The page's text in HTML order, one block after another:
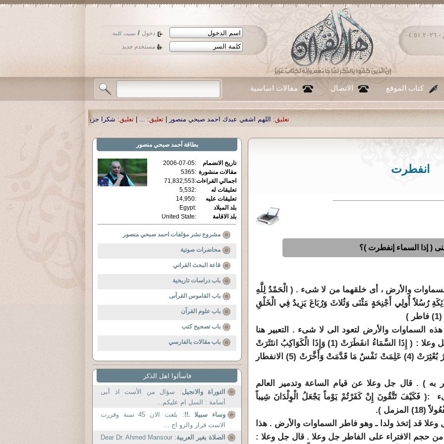
دخول / نسيت كلمة
مستخدم جديد
الجمعة ٠٧ - أغسطس - ٢٠٢٦ ٠٤:٥١
كتاب الموقع الاتصال مقالات اساسية
اللهم اشفي عبدك احمد صبحي منصور|تعليق: ...
|تعليق: شكرا جزيلا أستاذ حمد الحمد .أكرمكم الله .
انفطرت
( إذا السماء إنفطرت )؟
الْحَمْدُ لِلَّهِ
رُسُلاً أُولِي أَجْنِحَةٍ مَثْنَى وَثُلاثَ وَرُبَاعَ يَزِيدُ فِي الْخَلْقِ
)
السماوات والأرض لتعود الى لا شىء . التعبير هنا
بقوله جل وعلا ( إنفطرت ) . قال جل وعلا : ( إِذَا السَّمَاءُ انفَطَرَتْ (1) وَإِذَا الْكَوَاكِبُ انتَثَرَتْ
(2) وَإِذَا الْبِحَارُ فُجِّرَتْ (3) وَإِذَا الْقُبُورُ بُعْثِرَتْ (4) عَلِمَتْ نَفْسٌ مَا قَدَّمَتْ وَأَخَّرَتْ (5) الانفطار
به ) . قال جل وعلا عن قيام الساعة وتدمير العالم
:( فَكَيْفَ تَتَّقُونَ إِنْ كَفَرْتُمْ يَوْماً يَجْعَلُ الْوِلْدَانَ شِيباً
وعلا قد إتخذ ولدا ـ وهو فاطر السماوات والأرض . هذا
من حجم الافتراء على الفاطر جل وعلا . قال جل وعلا :
بطاقة آحمد صبحي منصور
تاريخ الانضمام :
2006-07-05
مقالات منشورة :
5365
اجمالي القراءات:
71,832,553
تعليقات له
:
5,532
تعليقات عليه
:
14,950
بلد الميلاد
:
Egypt
بلد الاقامة
:
United State
مشروع نشر مؤلفات احمد صبحي منصور
محاضرات صوتية
قاعة البحث القراني
باب دراسات تاريخية
باب القاموس القرآنى
باب علوم القرآن
باب تصحيح كتب
باب مقالات بالفارسي
فاسألوا اهل الذكر
التوراة والانجيل: سؤال من الأست اذ أبى
أسامة : السل ام عليكم...
وساء سبيلا .!!
: بلغت الان 45 سنة وقررت
الاست قرار والزو اج ...
الصلاة بغير العربية : Dear Dr. Ahmed Mansour